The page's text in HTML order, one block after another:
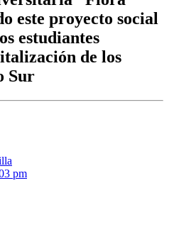
este proyecto social
estudiantes
de los
Sur
pm